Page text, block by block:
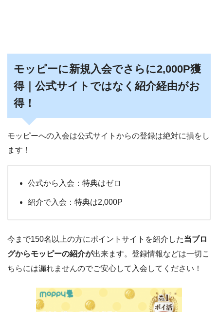
モッピーに新規入会でさらに2,000P獲
得｜公式サイトではなく紹介経由がお
得！
モッピーへの入会は公式サイトからの登録は絶対に損をし
ます！
公式から入会：特典はゼロ
紹介で入会：特典は2,000P
今まで150名以上の方にポイントサイトを紹介した当ブロ
グからモッピーの紹介が出来ます。登録情報などは一切こ
ちらには漏れませんのでご安心して入会してください！